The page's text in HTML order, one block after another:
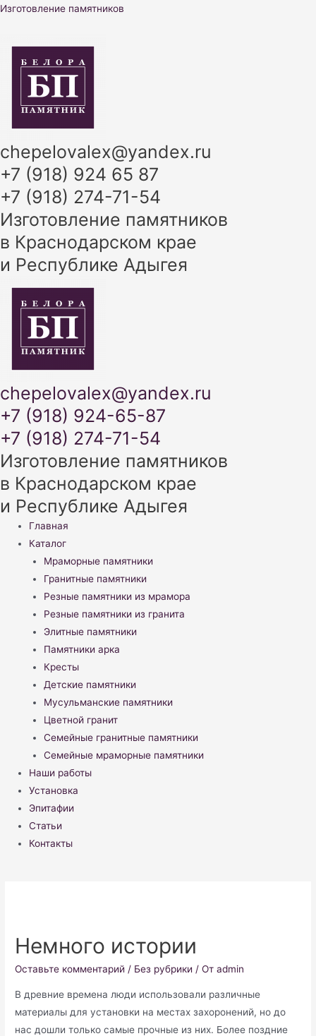
Перейти
Изготовление памятников
chepelovalex@yandex.ru
+7 (918) 924 65 87
+7 (918) 274-71-54
Изготовление памятников
в Краснодарском крае
и Республике Адыгея
chepelovalex@yandex.ru
+7 (918) 924-65-87
+7 (918) 274-71-54
Изготовление памятников
в Краснодарском крае
и Республике Адыгея
Меню
Главная
Каталог
Мраморные памятники
Гранитные памятники
Резные памятники из мрамора
Резные памятники из гранита
Элитные памятники
Памятники арка
Кресты
Детские памятники
Мусульманские памятники
Цветной гранит
Семейные гранитные памятники
Семейные мраморные памятники
Наши работы
Установка
Эпитафии
Статьи
Контакты
Немного истории
Оставьте комментарий / Без рубрики / От admin
В древние времена люди использовали различные
материалы для установки на местах захоронений, но до
нас дошли только самые прочные из них. Более поздние